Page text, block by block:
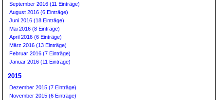
September 2016 (11 Einträge)
August 2016 (6 Einträge)
Juni 2016 (18 Einträge)
Mai 2016 (8 Einträge)
April 2016 (6 Einträge)
März 2016 (13 Einträge)
Februar 2016 (7 Einträge)
Januar 2016 (11 Einträge)
2015
Dezember 2015 (7 Einträge)
November 2015 (6 Einträge)